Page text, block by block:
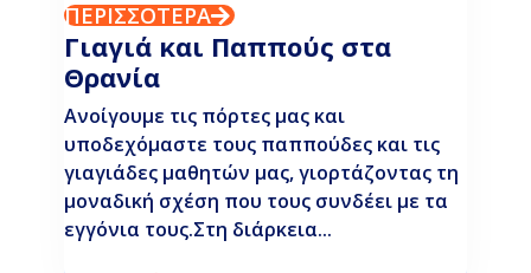
ΠΕΡΙΣΣΟΤΕΡΑ
Γιαγιά και Παππούς στα
Θρανία
Ανοίγουμε τις πόρτες μας και
υποδεχόμαστε τους παππούδες και τις
γιαγιάδες μαθητών μας, γιορτάζοντας τη
μοναδική σχέση που τους συνδέει με τα
εγγόνια τους.Στη διάρκεια...